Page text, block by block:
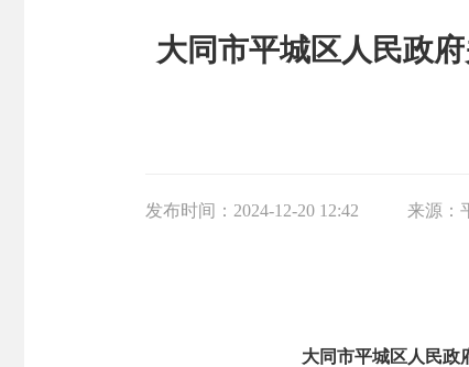
大同市平城区人民政
发布时间： 2024-12-20 12:42 来源：
大同市平城区人民政